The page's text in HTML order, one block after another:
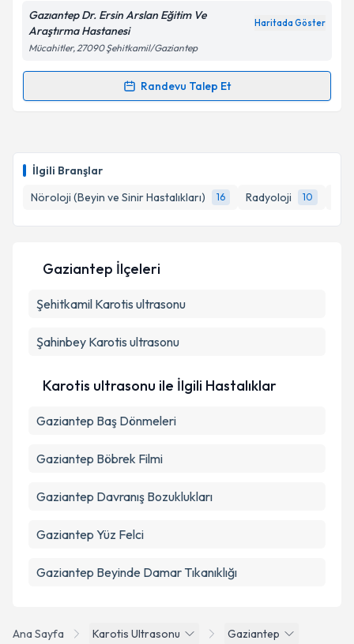
İlgili Branşlar
Nöroloji (Beyin ve Sinir Hastalıkları)
16 Radyoloji 10
Kişisel verilerimin işlenmesine ilişkinAydınlatma
'ni okudum ve kişisel verilerimin belirtilen
kapsamda işlenmesini kabul ediyorum.
Takvim Talebini Gönder
Gazıantep Dr. Ersin Arslan Eğitim Ve
Araştırma Hastanesi
Haritada Göster
Mücahitler, 27090 Şehitkamil/Gaziantep
Randevu Talep Et
Randevu Takvimi Talebi
takvim hazırlandığında e-posta ile bilgilendireceğiz.
Metni'ni okudum ve kişisel verilerimin belirtilen
Ana Sayfa Karotis Ultrasonu Gaziantep
Gaziantep İlçeleri
Şehitkamil Karotis ultrasonu
Şahinbey Karotis ultrasonu
Karotis ultrasonu ile İlgili Hastalıklar
Gaziantep Baş Dönmeleri
Gaziantep Böbrek Filmi
Gaziantep Davranış Bozuklukları
Gaziantep Yüz Felci
Gaziantep Beyinde Damar Tıkanıklığı